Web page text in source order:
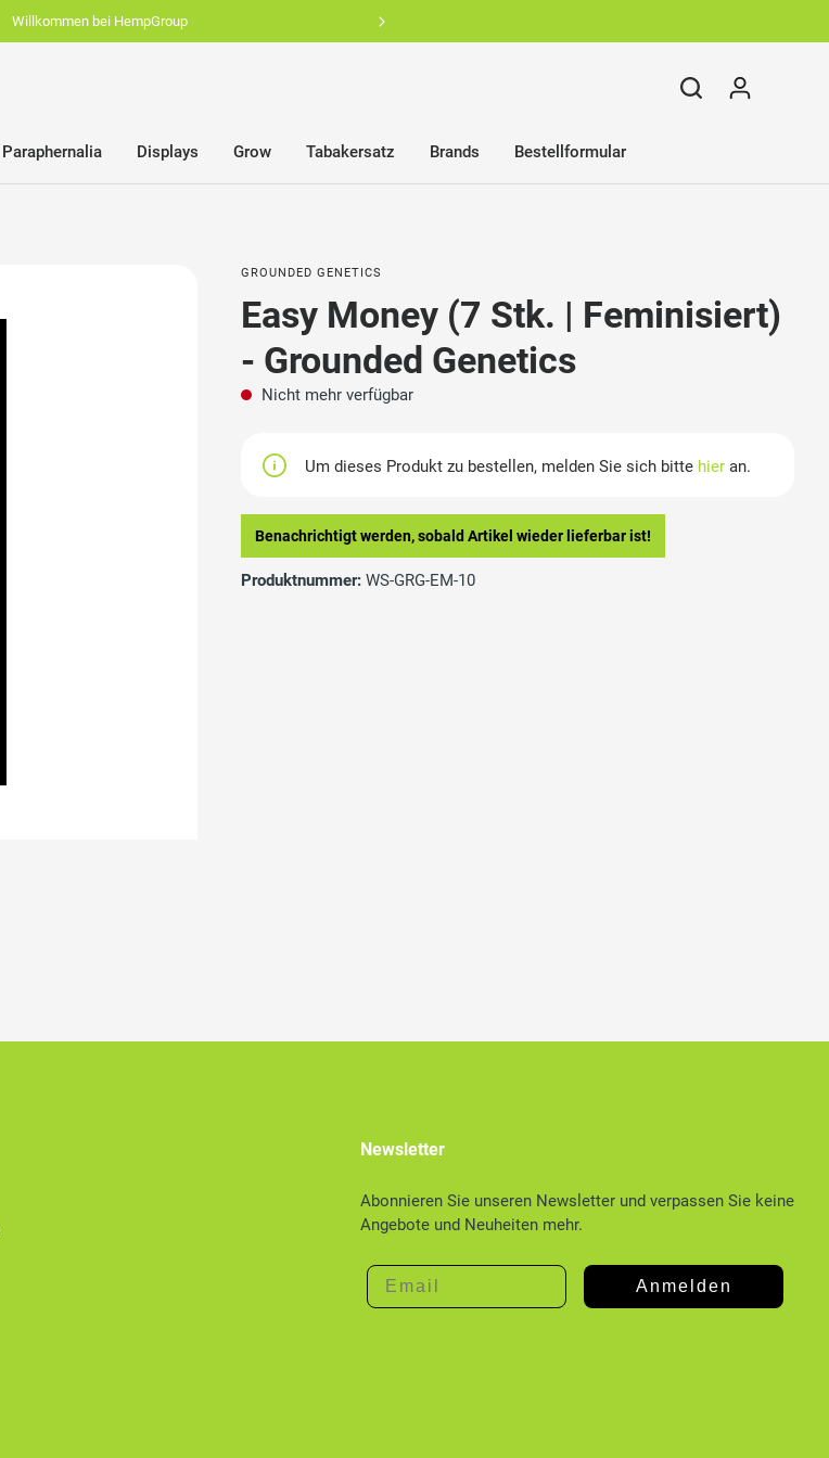
Willkommen bei HempGroup
Paraphernalia Displays Grow Tabakersatz Brands Bestellformular
Easy Money (7 Stk. | Feminisiert)
- Grounded Genetics
GROUNDED GENETICS
Nicht mehr verfügbar
Um dieses Produkt zu bestellen, melden Sie sich bitte hier an.
Benachrichtigt werden, sobald Artikel wieder lieferbar ist!
Produktnummer: WS-GRG-EM-10
Newsletter
Abonnieren Sie unseren Newsletter und verpassen Sie keine
Angebote und Neuheiten mehr.
Email
Anmelden